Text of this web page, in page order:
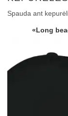
Spauda ant
«Long